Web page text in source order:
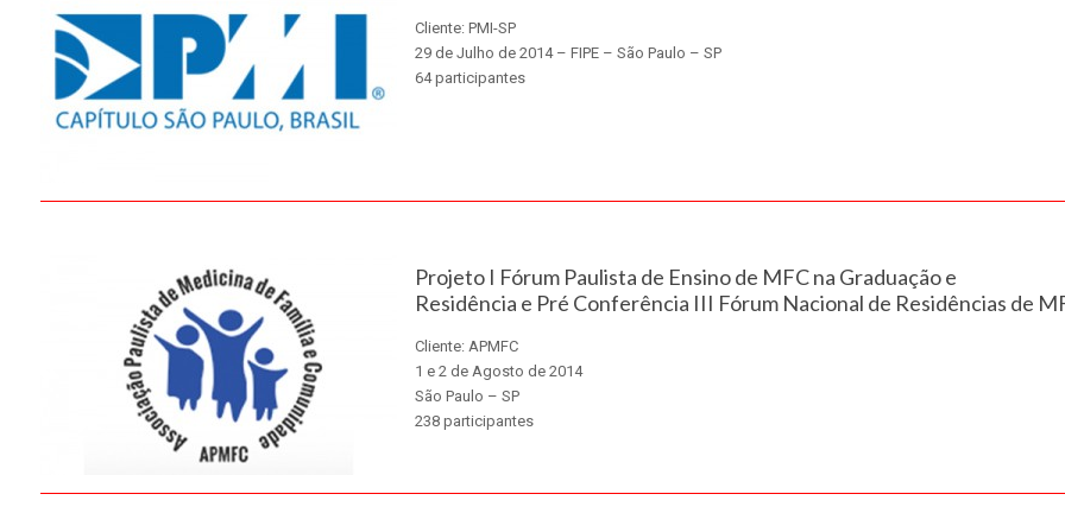
Cliente: PMI-SP
29 de Julho de 2014 – FIPE – São Paulo – SP
64 participantes
Projeto I Fórum Paulista de Ensino de MFC na Graduação e
Residência e Pré Conferência III Fórum Nacional de Residências de
Cliente: APMFC
1 e 2 de Agosto de 2014
São Paulo – SP
238 participantes